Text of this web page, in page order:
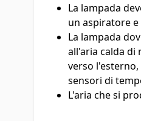
La lampada
un aspiratore
La lampada
all'aria calda di
verso
sensori di
L'aria che si